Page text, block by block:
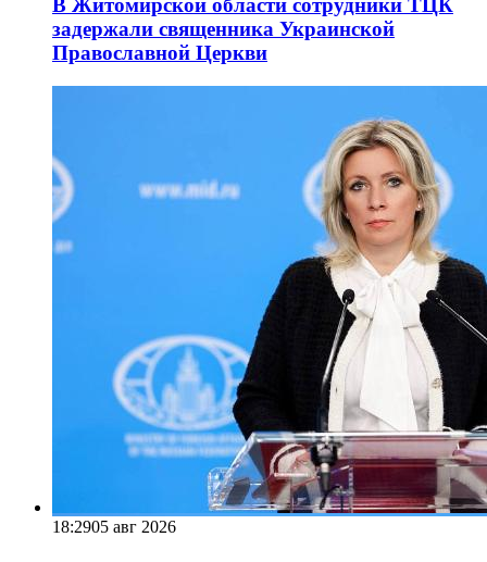
В Житомирской области сотрудники ТЦК
задержали священника Украинской
Православной Церкви
18:2905 авг 2026